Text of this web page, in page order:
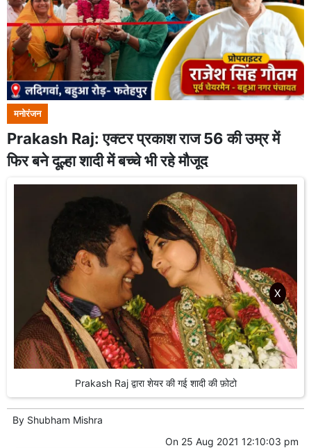
मनोरंजन
Prakash Raj: एक्टर प्रकाश राज 56 की उम्र में
फिर बने दूल्हा शादी में बच्चे भी रहे मौजूद
Prakash Raj द्वारा शेयर की गई शादी की फ़ोटो
By Shubham Mishra
On 25 Aug 2021 12:10:03 pm
X